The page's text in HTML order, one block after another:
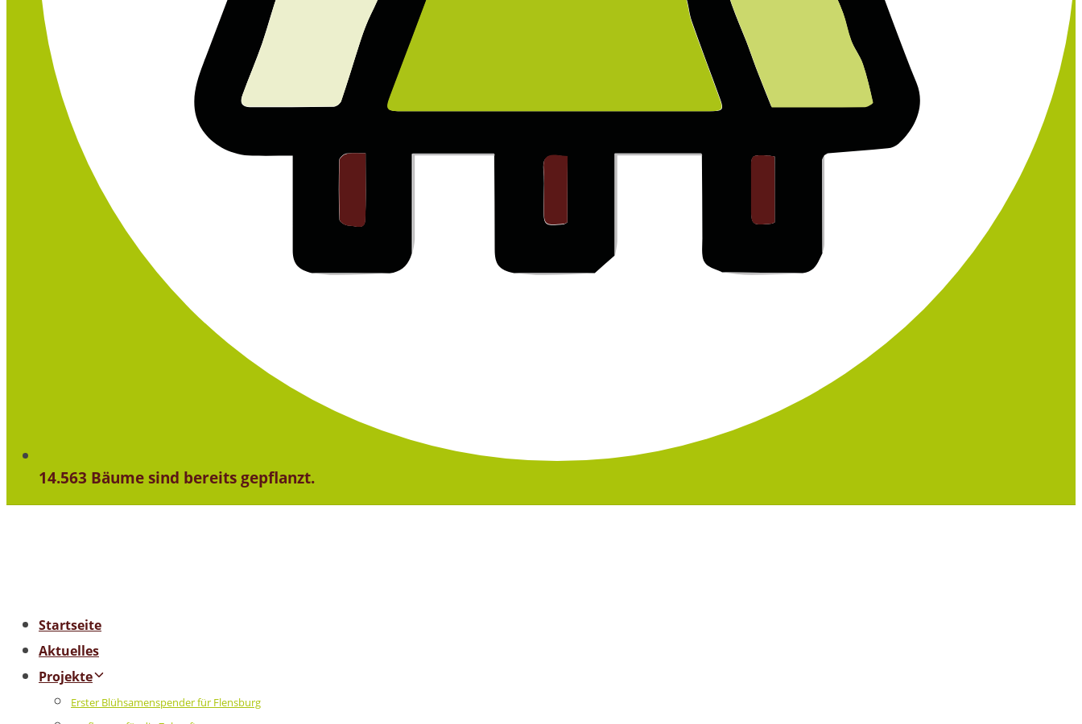
14.563 Bäume sind bereits gepflanzt.
Startseite
Aktuelles
Projekte
Erster Blühsamenspender für Flensburg